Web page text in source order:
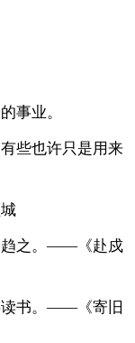
事业。
些也许只是用来
趋之。——《赴戍
读书。——《寄旧